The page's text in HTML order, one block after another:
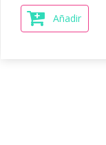
Añadir